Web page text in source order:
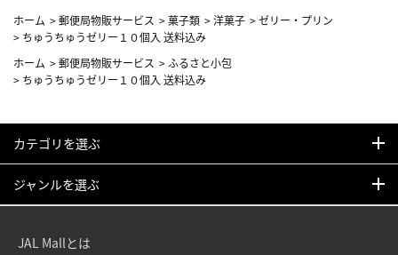
ホーム >郵便局物販サービス >菓子類 >洋菓子 >ゼリー・プリン
> ちゅうちゅうゼリー１０個入 送料込み
ホーム >郵便局物販サービス >ふるさと小包
> ちゅうちゅうゼリー１０個入 送料込み
カテゴリを選ぶ
ジャンルを選ぶ
JAL Mallとは